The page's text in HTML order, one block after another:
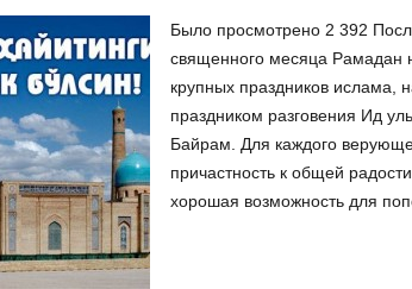
Было просмотрено 2 392
священного месяца Рамадан
крупных праздников ислама,
праздником разговения Ид
Байрам. Для каждого
причастность к общей
хорошая возможность для